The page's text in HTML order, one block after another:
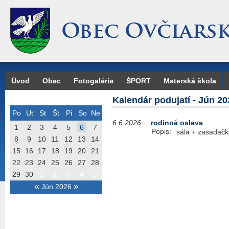
Úvod Obec Fotogalérie ŠPORT Materská škola
Po Ut St Št Pi So Ne
« Jún 2026 »
1 2 3 4 5 6
7
8
9 10 11 12 13
14
15
16 17 18 19 20
21
22
23 24 25 26 27
28
29
30
Kalendár podujatí - Jún
6.6.2026
rodinná oslava
Popis:
sála +